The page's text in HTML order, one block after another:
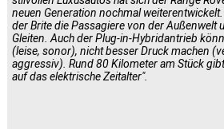
neuen Generation nochmal
der Brite die Passagiere von der Außenwelt
Gleiten. Auch der Plug-in-Hybridantrieb
(leise, sonor), nicht besser Druck machen
aggressiv). Rund 80 Kilometer am Stück
auf das elektrische Zeitalter".